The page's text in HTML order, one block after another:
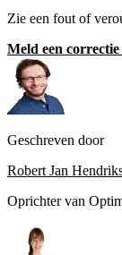
Zie een fout of
Meld een
Geschreven door
Robert Jan
Oprichter van